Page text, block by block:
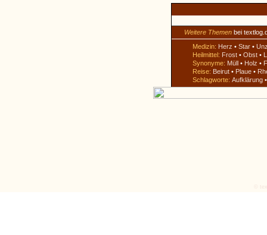
Weitere Themen bei
Medizin: Herz • Star •
Heilmittel: Frost • Obst •
Synonyme: Müll • Holz •
Reise: Beirut • Plaue •
Schlagworte: Aufklärung